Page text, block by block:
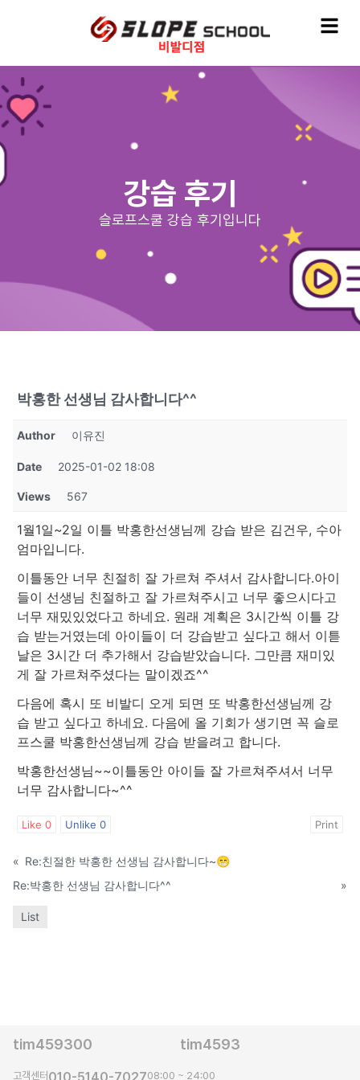
강습 후기
슬로프스쿨 강습 후기입니다
박홍한 선생님 감사합니다^^
Author 이유진
Date 2025-01-02 18:08
Views 567
1월1일~2일 이틀 박홍한선생님께 강습 받은 김건우, 수아
엄마입니다.
이틀동안 너무 친절히 잘 가르쳐 주셔서 감사합니다.아이
들이 선생님 친절하고 잘 가르쳐주시고 너무 좋으시다고
너무 재밌있었다고 하네요. 원래 계획은 3시간씩 이틀 강
습 받는거였는데 아이들이 더 강습받고 싶다고 해서 이튿
날은 3시간 더 추가해서 강습받았습니다. 그만큼 재미있
게 잘 가르쳐주셨다는 말이겠죠^^
다음에 혹시 또 비발디 오게 되면 또 박홍한선생님께 강
습 받고 싶다고 하네요. 다음에 올 기회가 생기면 꼭 슬로
프스쿨 박홍한선생님께 강습 받을려고 합니다.
박홍한선생님~~이틀동안 아이들 잘 가르쳐주셔서 너무
너무 감사합니다~^^
Like 0 Unlike 0 Print
« Re:친절한 박홍한 선생님 감사합니다~😁
Re:박홍한 선생님 감사합니다^^
»
List
tim459300 tim4593
고객센터010-5140-702708:00 ~ 24:00